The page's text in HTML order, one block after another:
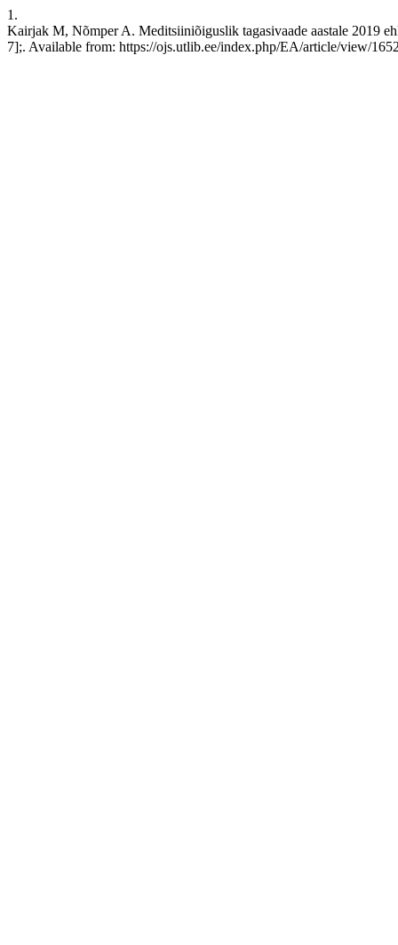
1.
Kairjak M, Nõmper A. Meditsiiniõiguslik tagasivaade aastale 2019
7];. Available from: https://ojs.utlib.ee/index.php/EA/article/view/